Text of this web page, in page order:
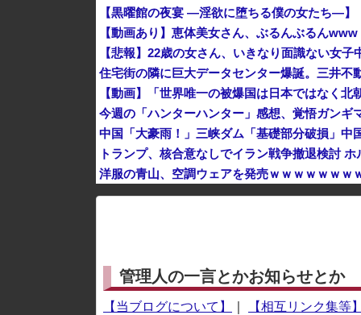
【黒曜館の夜宴 ―淫欲に堕ちる僕の女たち―】
【動画あり】恵体美女さん、ぶるんぶるんwww
【悲報】22歳の女さん、いきなり面識ない女
住宅街の隣に巨大データセンター爆誕。三井不
【動画】「世界唯一の被爆国は日本ではなく北
今週の「ハンターハンター」感想、覚悟ガンギ
トランプ、核合意なしでイラン戦争撤退検討
洋服の青山、空調ウェアを発売ｗｗｗｗｗｗｗ
管理人の一言とかお知らせとか
【当ブログについて】
【相互リンク集等】